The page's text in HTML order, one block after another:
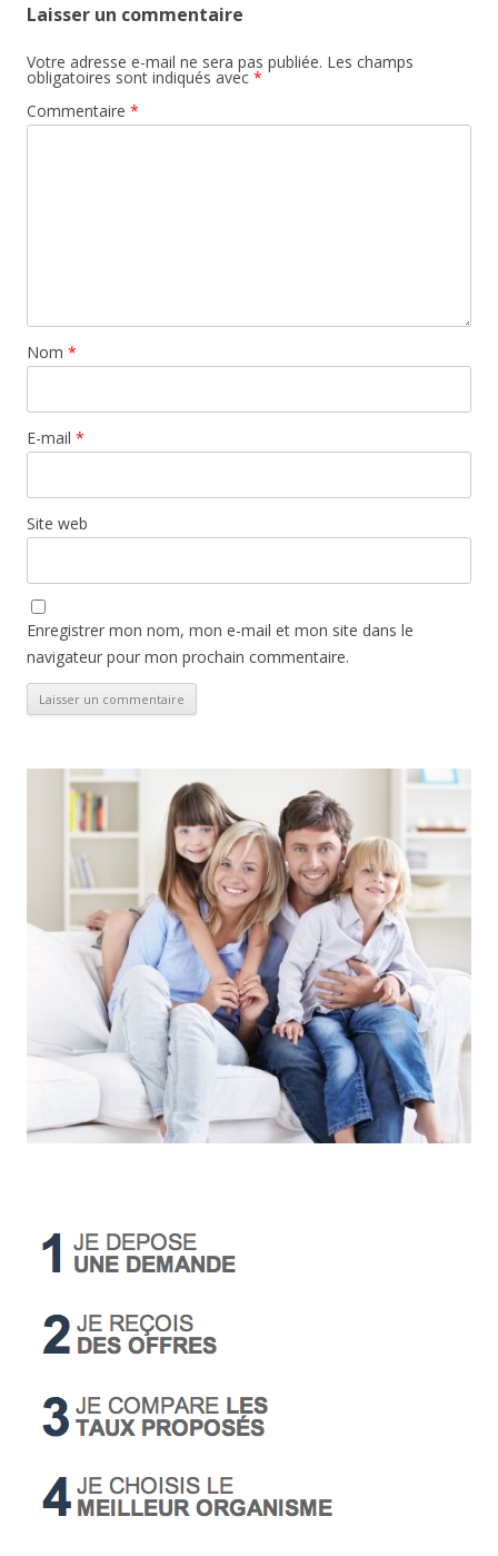
Laisser un commentaire
Votre adresse e-mail ne sera pas publiée. Les champs
obligatoires sont indiqués avec *
Commentaire *
Nom *
E-mail *
Site web
Enregistrer mon nom, mon e-mail et mon site dans le
navigateur pour mon prochain commentaire.